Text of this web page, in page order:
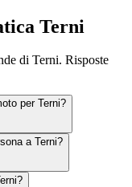
Terni
di Terni. Risposte
per Terni?
a Terni?